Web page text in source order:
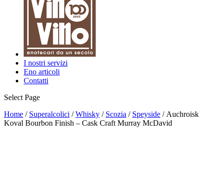
I nostri servizi
Eno articoli
Contatti
Select Page
Home / Superalcolici /Whisky / Scozia / Speyside / Auchroisk
Koval Bourbon Finish – Cask Craft Murray McDavid